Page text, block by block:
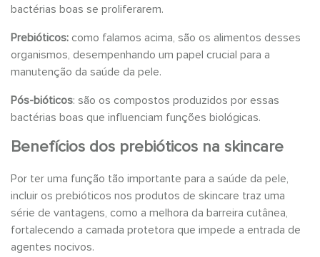
bactérias boas se proliferarem.
Prebióticos: como falamos acima, são os alimentos desses
organismos, desempenhando um papel crucial para a
manutenção da saúde da pele.
Pós-bióticos: são os compostos produzidos por essas
bactérias boas que influenciam funções biológicas.
Benefícios dos prebióticos na skincare
Por ter uma função tão importante para a saúde da pele,
incluir os prebióticos nos produtos de skincare traz uma
série de vantagens, como a melhora da barreira cutânea,
fortalecendo a camada protetora que impede a entrada de
agentes nocivos.